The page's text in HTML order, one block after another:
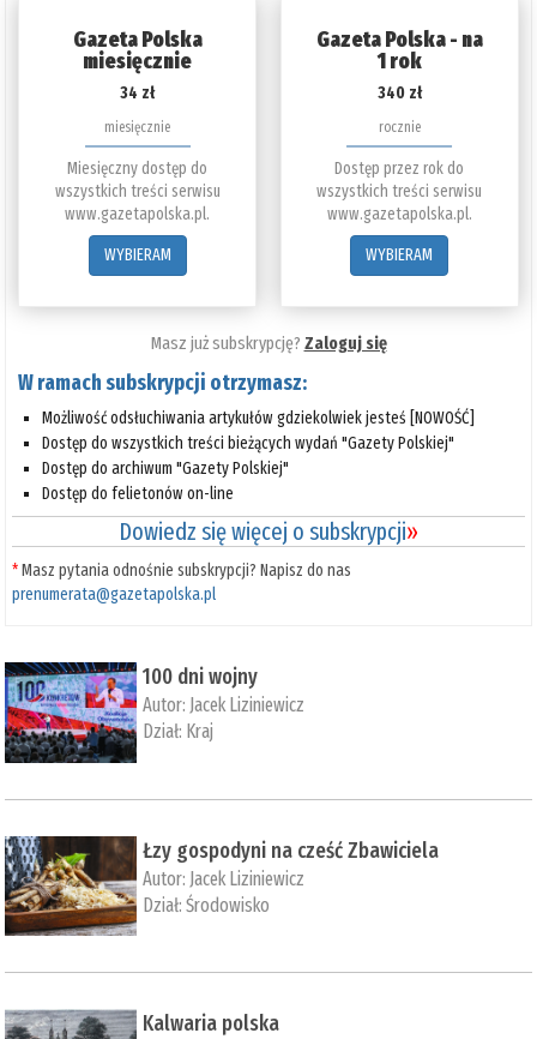
Gazeta Polska
miesięcznie
34 zł
miesięcznie
Miesięczny dostęp do
wszystkich treści serwisu
www.gazetapolska.pl.
WYBIERAM
Gazeta Polska - na
1 rok
340 zł
rocznie
Dostęp przez rok do
wszystkich treści serwisu
www.gazetapolska.pl.
WYBIERAM
Masz już subskrypcję? Zaloguj się
W ramach subskrypcji otrzymasz:
Możliwość odsłuchiwania artykułów gdziekolwiek jesteś [NOWOŚĆ]
Dostęp do wszystkich treści bieżących wydań "Gazety Polskiej"
Dostęp do archiwum "Gazety Polskiej"
Dostęp do felietonów on-line
Dowiedz się więcej o subskrypcji»
*Masz pytania odnośnie subskrypcji? Napisz do nas
prenumerata@gazetapolska.pl
100 dni wojny
Autor: Jacek Liziniewicz
Dział: Kraj
Łzy gospodyni na cześć Zbawiciela
Autor: Jacek Liziniewicz
Dział:Środowisko
Kalwaria polska